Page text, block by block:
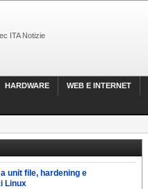
ITA Notizie
HARDWARE WEB E INTERNET
unit file, hardening e
Linux